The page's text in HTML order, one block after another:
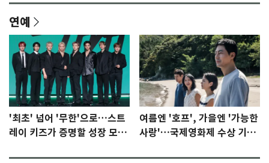
연예
'최초' 넘어 '무한'으로…스트
레이 키즈가 증명할 성장 모멘
여름엔 '호프', 가을엔 '가능한
사랑'…국제영화제 수상 기대